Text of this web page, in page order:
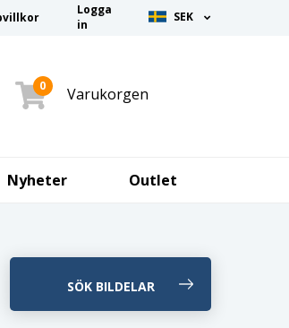
Logga
in
SEK
0 Varukorgen
Nyheter Outlet